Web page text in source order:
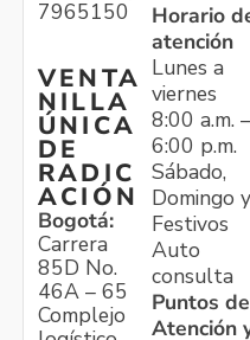
7965150
VENTA
NILLA
ÚNICA
DE
RADIC
ACIÓN
Bogotá:
Carrera
85D No.
46A – 65
Complejo
Horario
atención
Lunes a
viernes
8:00 a.m. –
6:00 p.m.
Sábado,
Domingo y
Festivos
Auto
consulta
Puntos de
Atención